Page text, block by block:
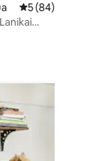
prosječna ocjena
5 (84)